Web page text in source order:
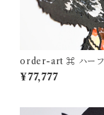
order-art ⌘ ハーフ
¥77,777